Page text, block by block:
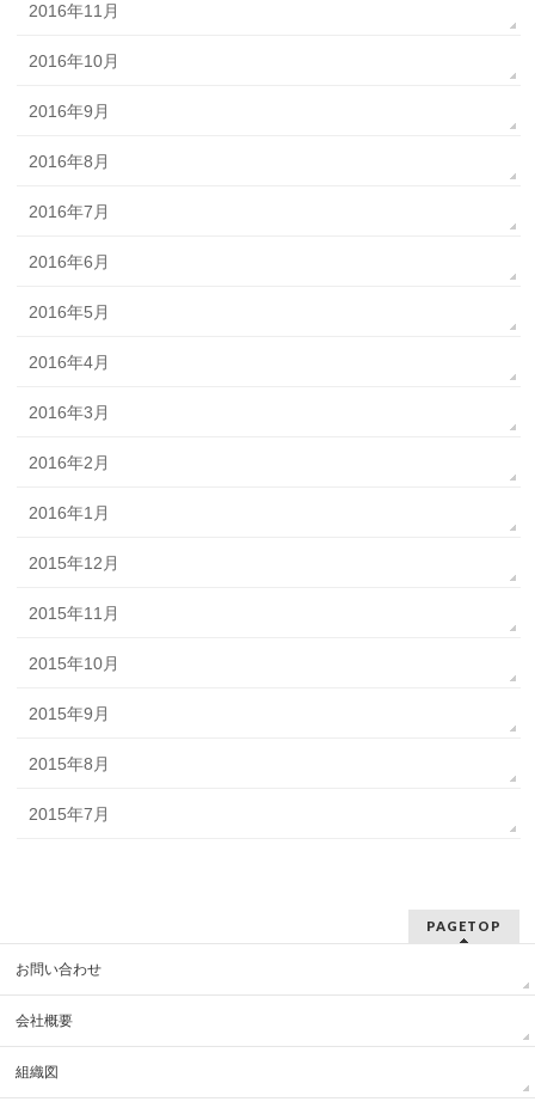
2016年11月
2016年10月
2016年9月
2016年8月
2016年7月
2016年6月
2016年5月
2016年4月
2016年3月
2016年2月
2016年1月
2015年12月
2015年11月
2015年10月
2015年9月
2015年8月
2015年7月
PAGETOP
お問い合わせ
会社概要
組織図